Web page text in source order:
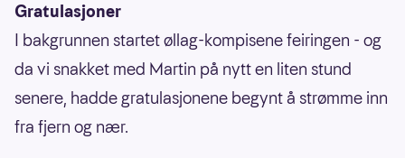
Gratulasjoner
I bakgrunnen startet øllag-kompisene feiringen - og
da vi snakket med Martin på nytt en liten stund
senere, hadde gratulasjonene begynt å strømme inn
fra fjern og nær.